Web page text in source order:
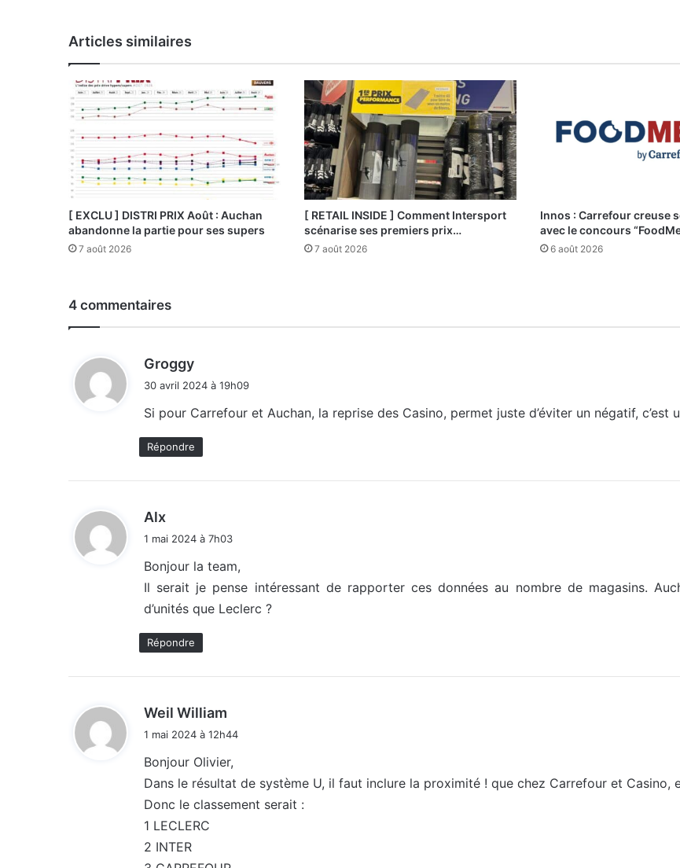
Articles similaires
[ EXCLU ] DISTRI PRIX Août : Auchan
abandonne la partie pour ses supers
7 août 2026
[ RETAIL INSIDE ] Comment Intersport
scénarise ses premiers prix…
7 août 2026
Innos : Carrefour creuse
avec le concours
6 août 2026
4 commentaires
Groggy
30 avril 2024 à 19h09
Si pour Carrefour et Auchan, la reprise des Casino, permet juste d’éviter un négatif, c’est
Répondre
Alx
:
1 mai 2024 à 7h03
Bonjour la team,
Il serait je pense intéressant de rapporter ces données au nombre de magasins.
d’unités que Leclerc ?
Répondre
Weil William
:
1 mai 2024 à 12h44
Bonjour Olivier,
Dans le résultat de système U, il faut inclure la proximité ! que chez Carrefour et Casino,
Donc le classement serait :
1 LECLERC
2 INTER